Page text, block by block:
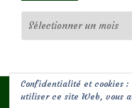
Confidentialité et cookies :
utiliser ce site Web, vous